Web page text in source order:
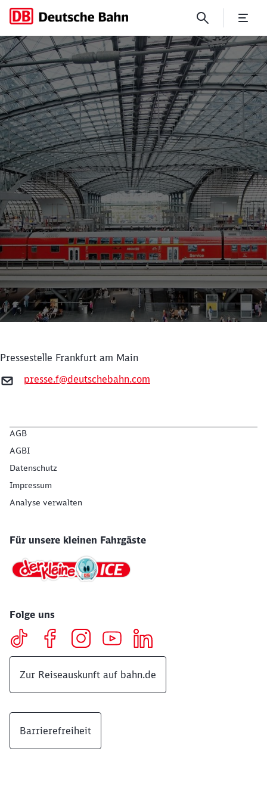
No Page Title
Pressestelle Frankfurt am Main
presse.f@deutschebahn.com
AGB
AGBI
Datenschutz
Impressum
Analyse verwalten
Für unsere kleinen Fahrgäste
Folge uns
Zur Reiseauskunft auf bahn.de
Barrierefreiheit
werden?